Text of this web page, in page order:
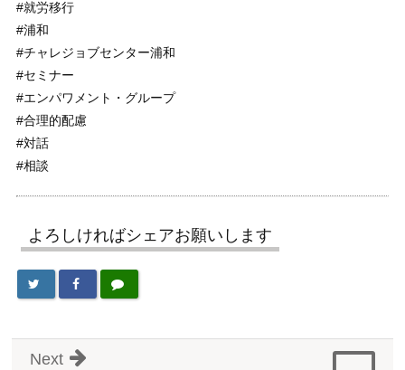
#就労移行
#浦和
#チャレジョブセンター浦和
#セミナー
#エンパワメント・グループ
#合理的配慮
#対話
#相談
よろしければシェアお願いします
Next